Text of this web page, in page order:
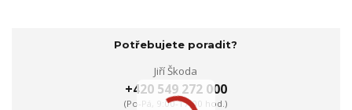
Potřebujete poradit?
Jiří Škoda
+420 549 272 000
(Po-Pá, 9:00-17:00 hod.)